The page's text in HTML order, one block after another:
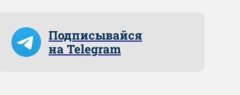
Подписывайся
на Telegram